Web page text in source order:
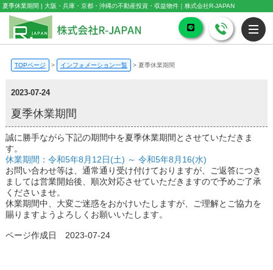
夏季休業期間 | 大阪・兵庫・京都・沖縄の不動産投資・収益物件｜株式会社R-JAPAN
TOPページ > インフォメーション一覧 > 夏季休業期間
2023-07-24
夏季休業期間
誠に勝手ながら下記の期間中を夏季休業期間とさせていただきま
す。
休業期間：令和5年8月12日(土) ～ 令和5年8月16(水)
お問い合わせ等は、通常通り受け付けておりますが、ご返答につき
ましては営業開始後、順次対応させていただきますので予めご了承
くださいませ。
休業期間中、大変ご迷惑をおかけいたしますが、ご理解とご協力を
賜りますようよろしくお願いいたします。
ページ作成日 2023-07-24